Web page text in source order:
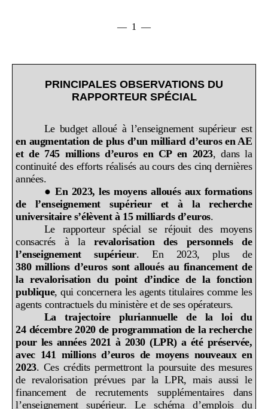
— 1 —
PRINCIPALES OBSERVATIONS DU
RAPPORTEUR SPÉCIAL
Le budget alloué à l’enseignement supérieur est
en augmentation de plus d’un milliard d’euros en AE
et de 745 millions d’euros en CP en 2023, dans la
continuité des efforts réalisés au cours des cinq dernières
années.
●En 2023, les moyens alloués aux formations
de l’enseignement supérieur et à la recherche
universitaire s’élèvent à 15 milliards d’euros.
Le rapporteur spécial se réjouit des moyens
consacrés à la revalorisation des personnels de
l’enseignement supérieur. En 2023, plus de
380 millions d’euros sont alloués au financement de
la revalorisation du point d’indice de la fonction
publique, qui concernera les agents titulaires comme les
agents contractuels du ministère et de ses opérateurs.
La trajectoire pluriannuelle de la loi du
24 décembre 2020 de programmation de la recherche
pour les années 2021 à 2030 (LPR) a été préservée,
avec 141 millions d’euros de moyens nouveaux en
2023. Ces crédits permettront la poursuite des mesures
de revalorisation prévues par la LPR, mais aussi le
financement de recrutements supplémentaires dans
l’enseignement supérieur. Le schéma d’emplois du